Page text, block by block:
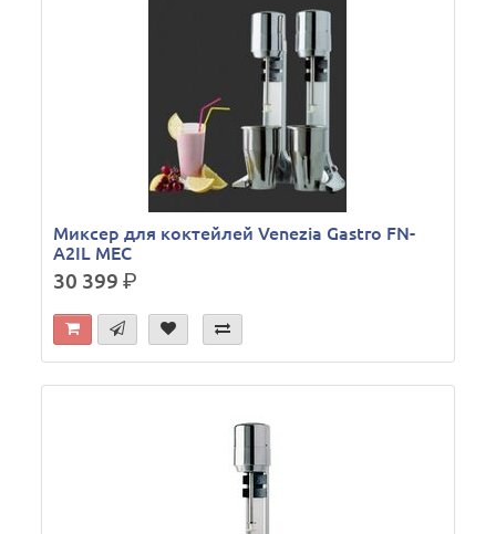
Миксер для коктейлей Venezia Gastro FN-
A2IL MEC
30 399р.